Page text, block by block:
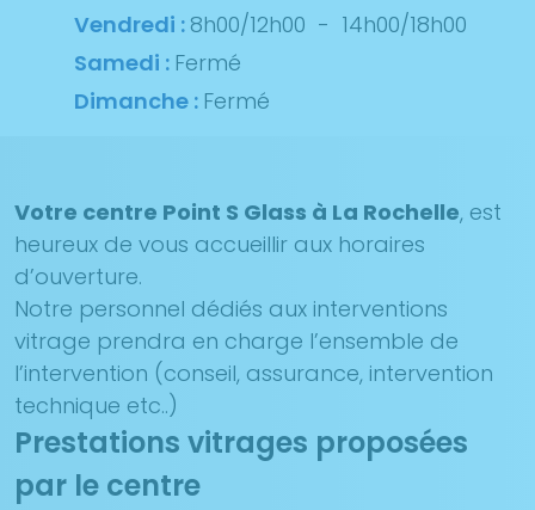
Vendredi : 8h00/12h00 - 14h00/18h00
Samedi : Fermé
Dimanche : Fermé
Votre centre Point S Glass à La Rochelle, est
heureux de vous accueillir aux horaires
d’ouverture.
Notre personnel dédiés aux interventions
vitrage prendra en charge l’ensemble de
l’intervention (conseil, assurance, intervention
technique etc..)
Prestations vitrages proposées
par le centre